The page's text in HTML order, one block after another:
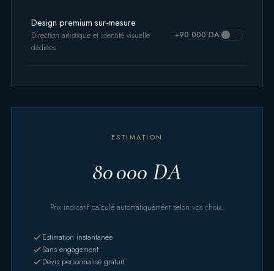
Design premium sur-mesure
Direction artistique et identité visuelle
dédiées
+90 000 DA
ESTIMATION
80 000 DA
Prix indicatif calculé automatiquement selon vos choix.
Estimation instantanée
Sans engagement
Devis personnalisé gratuit